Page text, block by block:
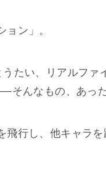
ン」。
たい、リアルファ
そんなもの、あっ
行し、他キャラ